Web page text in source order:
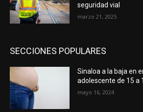
seguridad vial
marzo 21, 2025
SECCIONES POPULARES
Sinaloa a la baja en
adolescente de 15 a
mayo 16, 2024